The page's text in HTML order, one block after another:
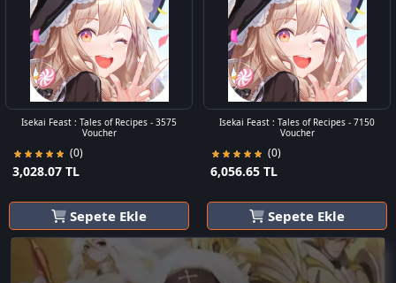
Isekai Feast : Tales of Recipes - 3575
Voucher
(0)
3,028.07 TL
Sepete Ekle
Isekai Feast : Tales of Recipes - 7150
Voucher
(0)
6,056.65 TL
Sepete Ekle